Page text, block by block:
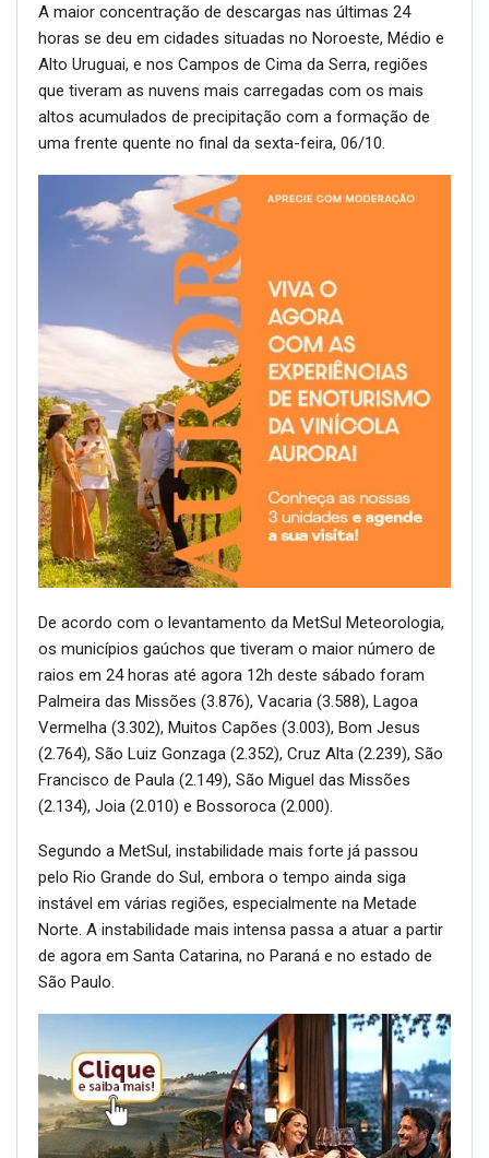
A maior concentração de descargas nas últimas 24
horas se deu em cidades situadas no Noroeste, Médio e
Alto Uruguai, e nos Campos de Cima da Serra, regiões
que tiveram as nuvens mais carregadas com os mais
altos acumulados de precipitação com a formação de
uma frente quente no final da sexta-feira, 06/10.
De acordo com o levantamento da MetSul Meteorologia,
os municípios gaúchos que tiveram o maior número de
raios em 24 horas até agora 12h deste sábado foram
Palmeira das Missões (3.876), Vacaria (3.588), Lagoa
Vermelha (3.302), Muitos Capões (3.003), Bom Jesus
(2.764), São Luiz Gonzaga (2.352), Cruz Alta (2.239), São
Francisco de Paula (2.149), São Miguel das Missões
(2.134), Joia (2.010) e Bossoroca (2.000).
Segundo a MetSul, instabilidade mais forte já passou
pelo Rio Grande do Sul, embora o tempo ainda siga
instável em várias regiões, especialmente na Metade
Norte. A instabilidade mais intensa passa a atuar a partir
de agora em Santa Catarina, no Paraná e no estado de
São Paulo.